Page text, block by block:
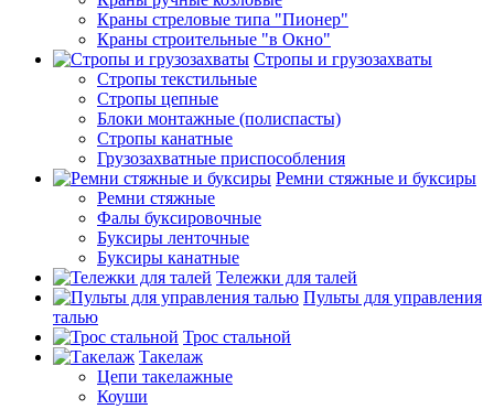
Краны стреловые типа "Пионер"
Краны строительные "в Окно"
Стропы и грузозахваты
Стропы текстильные
Стропы цепные
Блоки монтажные (полиспасты)
Стропы канатные
Грузозахватные приспособления
Ремни стяжные и буксиры
Ремни стяжные
Фалы буксировочные
Буксиры ленточные
Буксиры канатные
Тележки для талей
Пульты для управления
талью
Трос стальной
Такелаж
Цепи такелажные
Коуши